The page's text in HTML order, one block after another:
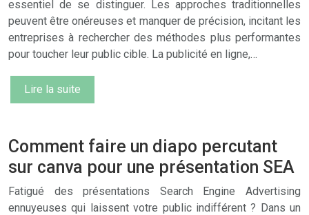
essentiel de se distinguer. Les approches traditionnelles
peuvent être onéreuses et manquer de précision, incitant les
entreprises à rechercher des méthodes plus performantes
pour toucher leur public cible. La publicité en ligne,…
Lire la suite
Comment faire un diapo percutant
sur canva pour une présentation SEA
Fatigué des présentations Search Engine Advertising
ennuyeuses qui laissent votre public indifférent ? Dans un